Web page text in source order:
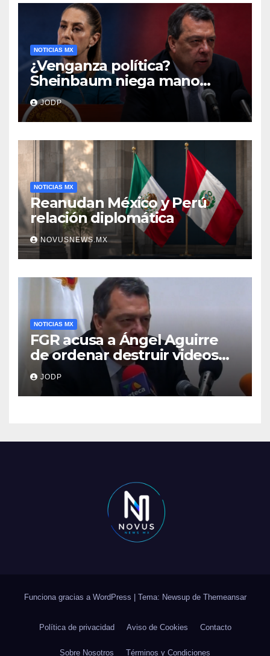
NOTICIAS MX
¿Venganza política?
Sheinbaum niega mano
negra en captura de Ángel
Aguirre
JODP
NOTICIAS MX
Reanudan México y Perú
relación diplomática
NOVUSNEWS.MX
NOTICIAS MX
FGR acusa a Ángel Aguirre
de ordenar destruir videos
clave del caso Ayotzinapa
JODP
Funciona gracias a WordPress | Tema: Newsup de Themeansar
Política de privacidad Aviso de Cookies Contacto
Sobre Nosotros Términos y Condiciones